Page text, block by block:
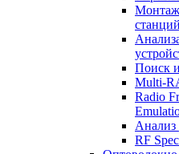
Монтаж
станций
Поиск
Multi-
Radio
Анализ
RF